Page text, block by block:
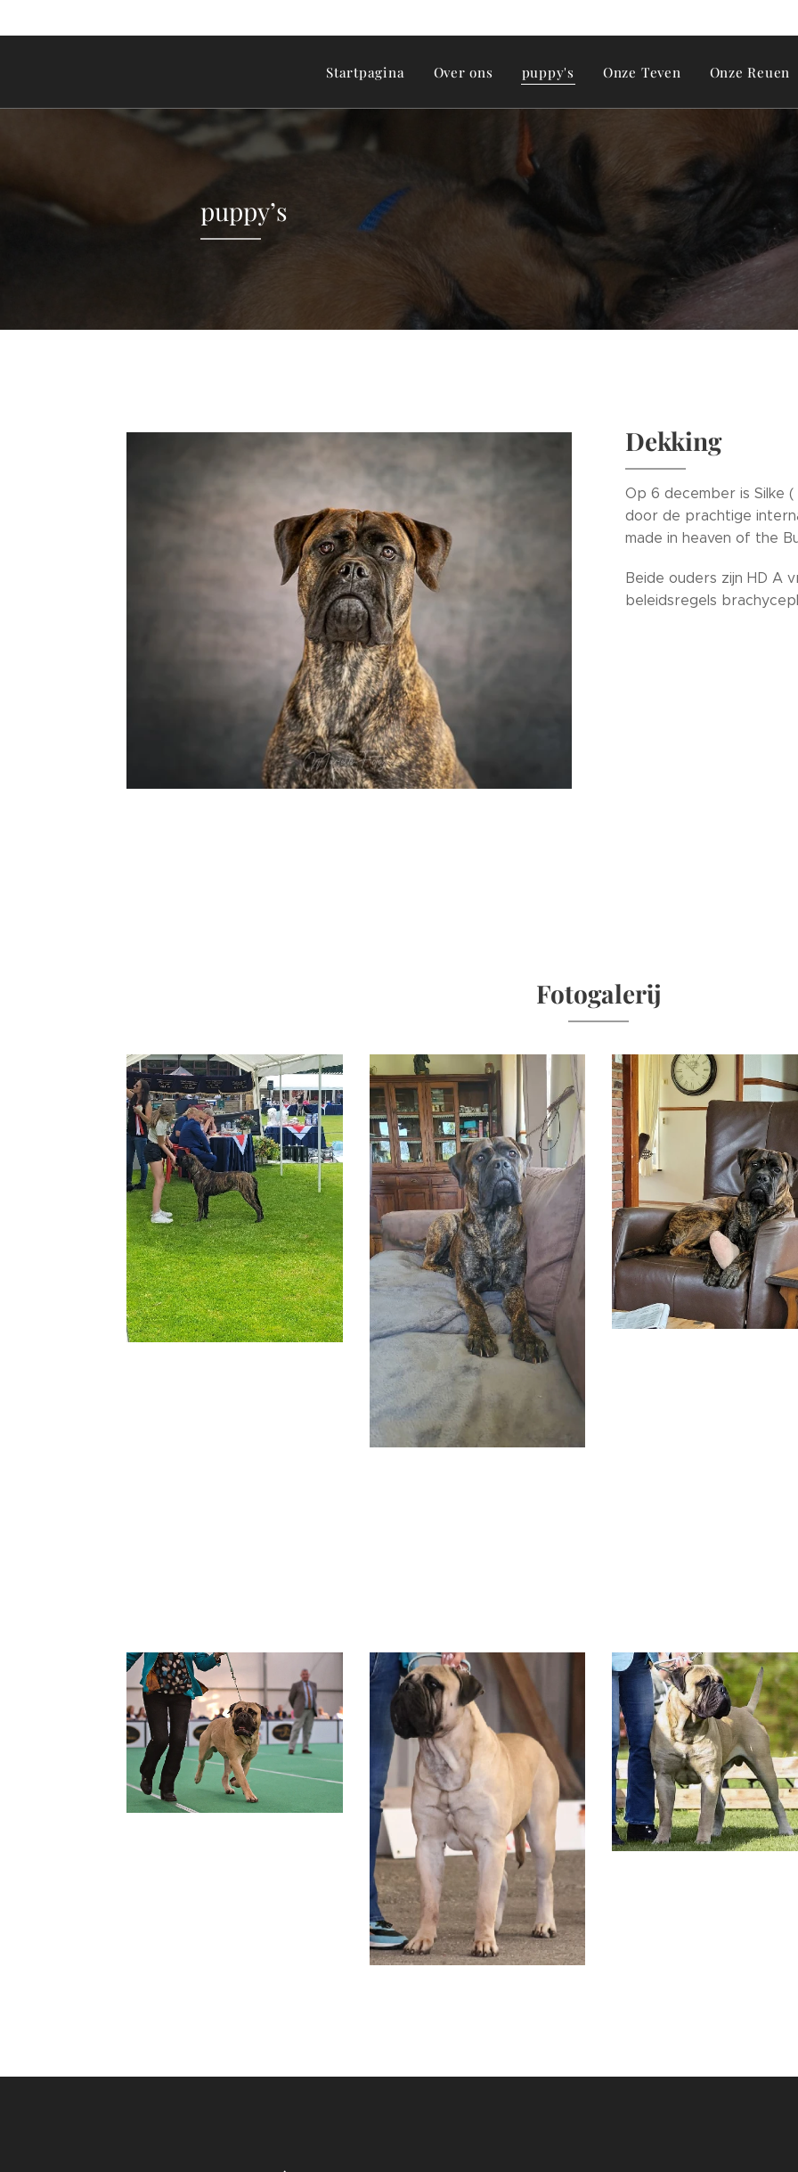
Startpagina Over ons puppy's Onze Teven Onze Reuen
puppy’s
Dekking
Op 6 december is Silke
door de prachtige
made in heaven of the
Beide ouders zijn HD A
beleidsregels
Fotogalerij